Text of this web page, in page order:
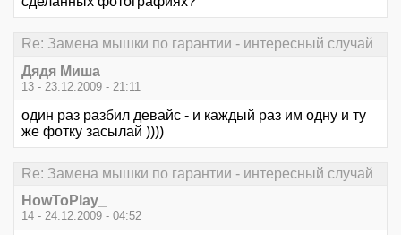
Re: Замена мышки по гарантии - интересный случай
Дядя Миша
13 - 23.12.2009 - 21:11
один раз разбил девайс - и каждый раз им одну и ту
же фотку засылай ))))
Re: Замена мышки по гарантии - интересный случай
HowToPlay_
14 - 24.12.2009 - 04:52